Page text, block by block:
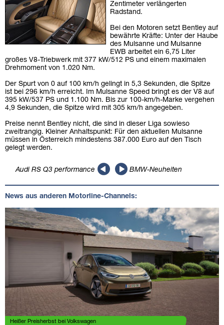
Zentimeter verlängerten
Radstand.
Bei den Motoren setzt Bentley auf
bewährte Kräfte: Unter der Haube
des Mulsanne und Mulsanne
EWB arbeitet ein 6,75 Liter
großes V8-Triebwerk mit 377 kW/512 PS und einem maximalen
Drehmoment von 1.020 Nm.
Der Spurt von 0 auf 100 km/h gelingt in 5,3 Sekunden, die Spitze
ist bei 296 km/h erreicht. Im Mulsanne Speed bringt es der V8 auf
395 kW/537 PS und 1.100 Nm. Bis zur 100-km/h-Marke vergehen
4,9 Sekunden, die Spitze wird mit 305 km/h angegeben.
Preise nennt Bentley nicht, die sind in dieser Liga sowieso
zweitrangig. Kleiner Anhaltspunkt: Für den aktuellen Mulsanne
müssen in Österreich mindestens 387.000 Euro auf den Tisch
gelegt werden.
Audi RS Q3 performance BMW-Neuheiten
News aus anderen Motorline-Channels:
Heißer Preisherbst bei Volkswagen